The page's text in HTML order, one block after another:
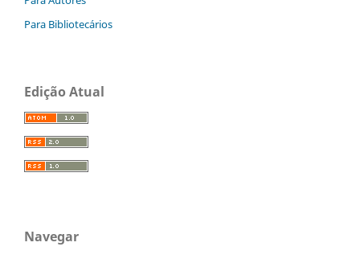
Para Bibliotecários
Edição Atual
Navegar